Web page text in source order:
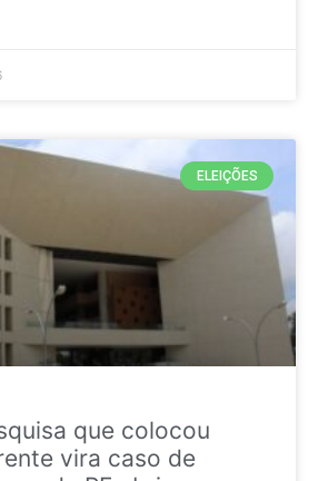
ELEIÇÕES
que colocou
vira caso de